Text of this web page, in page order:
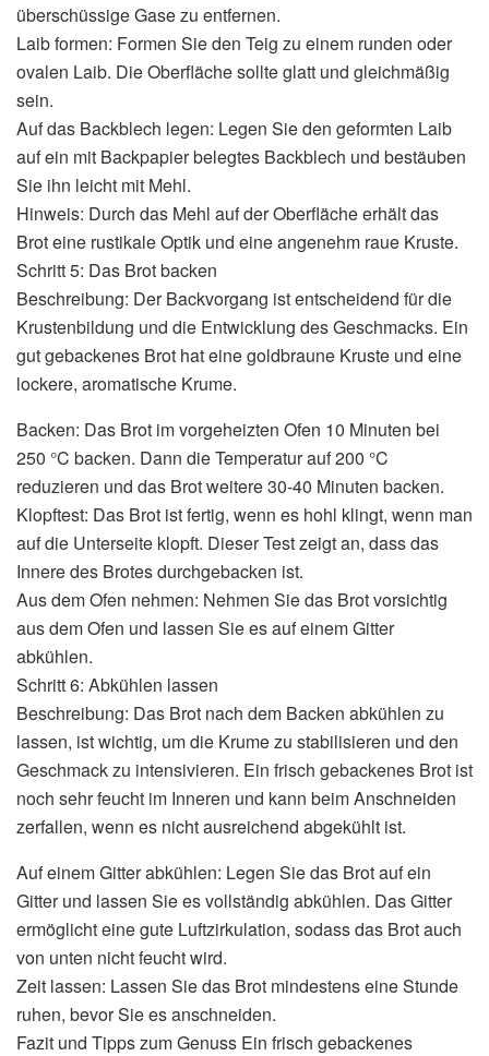
überschüssige Gase zu entfernen.
Laib formen: Formen Sie den Teig zu einem runden oder
ovalen Laib. Die Oberfläche sollte glatt und gleichmäßig
sein.
Auf das Backblech legen: Legen Sie den geformten Laib
auf ein mit Backpapier belegtes Backblech und bestäuben
Sie ihn leicht mit Mehl.
Hinweis: Durch das Mehl auf der Oberfläche erhält das
Brot eine rustikale Optik und eine angenehm raue Kruste.
Schritt 5: Das Brot backen
Beschreibung: Der Backvorgang ist entscheidend für die
Krustenbildung und die Entwicklung des Geschmacks. Ein
gut gebackenes Brot hat eine goldbraune Kruste und eine
lockere, aromatische Krume.
Backen: Das Brot im vorgeheizten Ofen 10 Minuten bei
250 °C backen. Dann die Temperatur auf 200 °C
reduzieren und das Brot weitere 30-40 Minuten backen.
Klopftest: Das Brot ist fertig, wenn es hohl klingt, wenn man
auf die Unterseite klopft. Dieser Test zeigt an, dass das
Innere des Brotes durchgebacken ist.
Aus dem Ofen nehmen: Nehmen Sie das Brot vorsichtig
aus dem Ofen und lassen Sie es auf einem Gitter
abkühlen.
Schritt 6: Abkühlen lassen
Beschreibung: Das Brot nach dem Backen abkühlen zu
lassen, ist wichtig, um die Krume zu stabilisieren und den
Geschmack zu intensivieren. Ein frisch gebackenes Brot ist
noch sehr feucht im Inneren und kann beim Anschneiden
zerfallen, wenn es nicht ausreichend abgekühlt ist.
Auf einem Gitter abkühlen: Legen Sie das Brot auf ein
Gitter und lassen Sie es vollständig abkühlen. Das Gitter
ermöglicht eine gute Luftzirkulation, sodass das Brot auch
von unten nicht feucht wird.
Zeit lassen: Lassen Sie das Brot mindestens eine Stunde
ruhen, bevor Sie es anschneiden.
Fazit und Tipps zum Genuss Ein frisch gebackenes